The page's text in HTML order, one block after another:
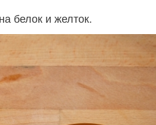
белок и желток.